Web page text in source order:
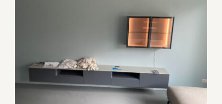
Novamobili
Garderobekasten